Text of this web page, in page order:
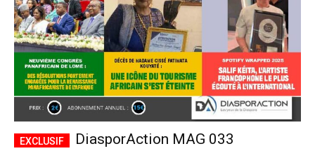
DiasporAction MAG 033